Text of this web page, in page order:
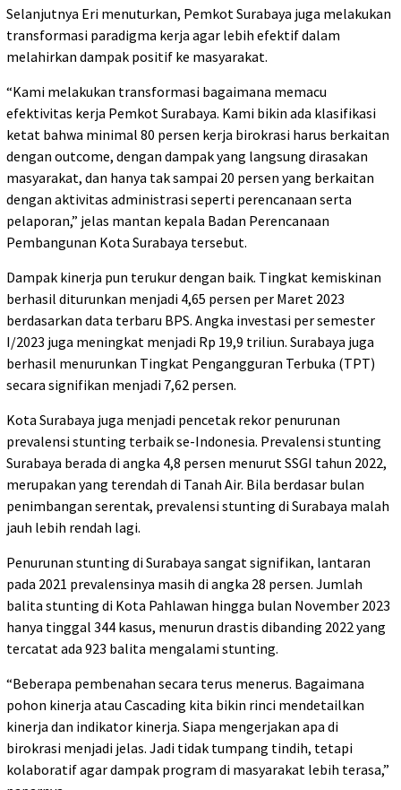
Selanjutnya Eri menuturkan, Pemkot Surabaya juga melakukan
transformasi paradigma kerja agar lebih efektif dalam
melahirkan dampak positif ke masyarakat.
“Kami melakukan transformasi bagaimana memacu
efektivitas kerja Pemkot Surabaya. Kami bikin ada klasifikasi
ketat bahwa minimal 80 persen kerja birokrasi harus berkaitan
dengan outcome, dengan dampak yang langsung dirasakan
masyarakat, dan hanya tak sampai 20 persen yang berkaitan
dengan aktivitas administrasi seperti perencanaan serta
pelaporan,” jelas mantan kepala Badan Perencanaan
Pembangunan Kota Surabaya tersebut.
Dampak kinerja pun terukur dengan baik. Tingkat kemiskinan
berhasil diturunkan menjadi 4,65 persen per Maret 2023
berdasarkan data terbaru BPS. Angka investasi per semester
I/2023 juga meningkat menjadi Rp 19,9 triliun. Surabaya juga
berhasil menurunkan Tingkat Pengangguran Terbuka (TPT)
secara signifikan menjadi 7,62 persen.
Kota Surabaya juga menjadi pencetak rekor penurunan
prevalensi stunting terbaik se-Indonesia. Prevalensi stunting
Surabaya berada di angka 4,8 persen menurut SSGI tahun 2022,
merupakan yang terendah di Tanah Air. Bila berdasar bulan
penimbangan serentak, prevalensi stunting di Surabaya malah
jauh lebih rendah lagi.
Penurunan stunting di Surabaya sangat signifikan, lantaran
pada 2021 prevalensinya masih di angka 28 persen. Jumlah
balita stunting di Kota Pahlawan hingga bulan November 2023
hanya tinggal 344 kasus, menurun drastis dibanding 2022 yang
tercatat ada 923 balita mengalami stunting.
“Beberapa pembenahan secara terus menerus. Bagaimana
pohon kinerja atau Cascading kita bikin rinci mendetailkan
kinerja dan indikator kinerja. Siapa mengerjakan apa di
birokrasi menjadi jelas. Jadi tidak tumpang tindih, tetapi
kolaboratif agar dampak program di masyarakat lebih terasa,”